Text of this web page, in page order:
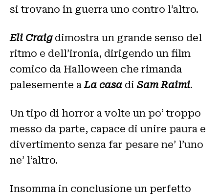
si trovano in guerra uno contro l’altro.
Eli Craigdimostra un grande senso del
ritmo e dell’ironia, dirigendo un film
comico da Halloween che rimanda
palesemente aLa casa di Sam Raimi.
Un tipo di horror a volte un po’ troppo
messo da parte, capace di unire paura e
divertimento senza far pesare ne’ l’uno
ne’ l’altro.
Insomma in conclusione un perfetto